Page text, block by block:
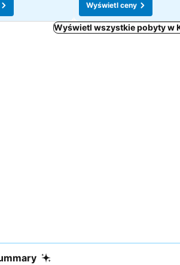
Wyświetl ceny
Wyświetl wszystkie pobyty w